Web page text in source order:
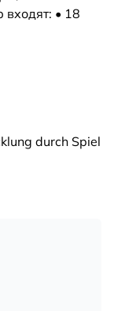
входят: • 18
durch Spiel